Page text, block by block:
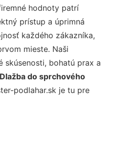
hodnoty patrí
prístup a úprimná
každého zákazníka,
mieste. Naši
skúsenosti, bohatú prax a
Dlažba do sprchového
podlahar.sk je tu pre